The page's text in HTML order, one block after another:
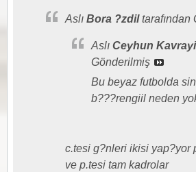
Aslı Bora ?zdiltarafından
Aslı Ceyhun
Gönderilmiş
Bu beyaz futbolda
b???rengiil neden
c.tesi g?nleri ikisi yap?yor
ve p.tesi tam kadrolar